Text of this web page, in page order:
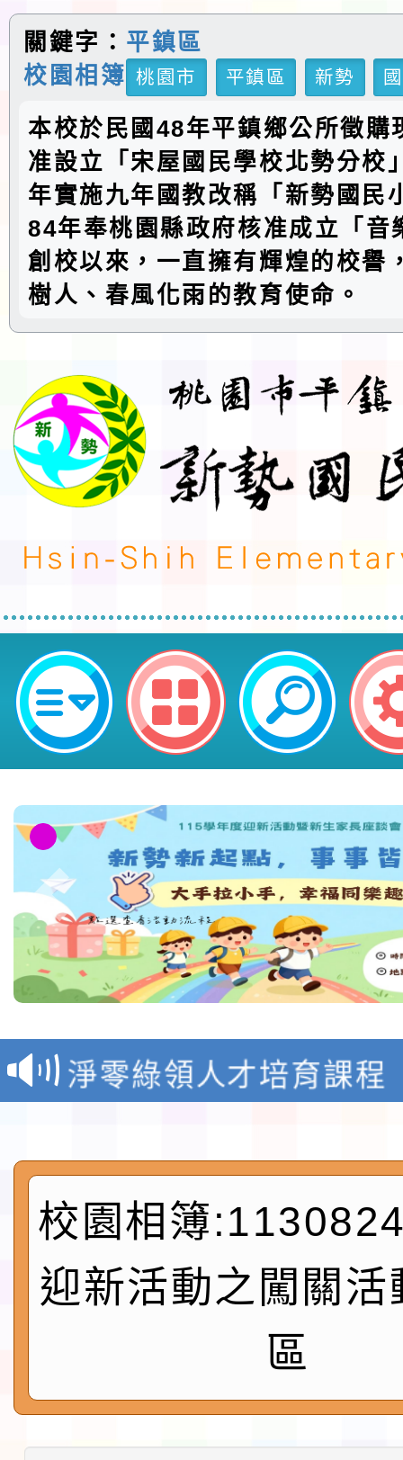
關鍵字： 平鎮區
校園相簿 桃園市 平鎮區 新勢
本校於民國48年平鎮鄉公所徵購
准設立「宋屋國民學校北勢分校
年實施九年國教改稱「新勢國民
84年奉桃園縣政府核准成立「音
創校以來，一直擁有輝煌的校譽
樹人、春風化雨的教育使命。
1130824一年級迎新活動之闖關活
教育部校安中心白海豚
報
淨零綠領人才培育課程
及師生本土語及新住民
實施要點各1份
115年食農教育專業人
程
函轉國家通訊傳播委員
鎮韌性（防空）演習－
速演練執行計畫」
「115年金融知識線上
本校115學年度第1學
賽實施要點」1份
本市「115學年度學生
校園相簿
迎新活動之闖關活
區